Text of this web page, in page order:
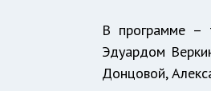
В программе –
Эдуардом
Донцовой,